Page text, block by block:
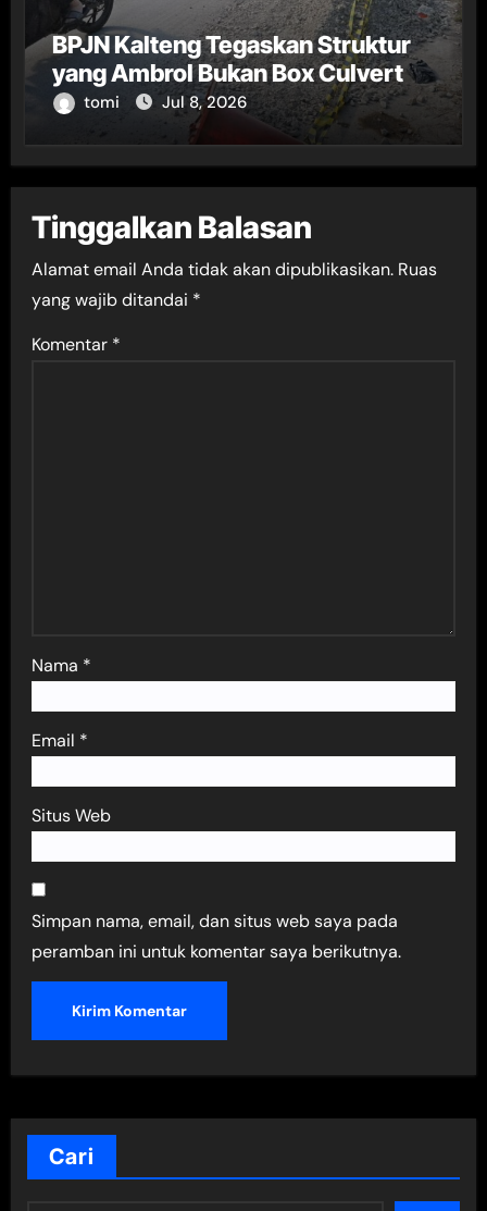
BPJN Kalteng Tegaskan Struktur
yang Ambrol Bukan Box Culvert
tomi Jul 8, 2026
Tinggalkan Balasan
Alamat email Anda tidak akan dipublikasikan. Ruas
yang wajib ditandai *
Komentar *
Nama *
Email *
Situs Web
Simpan nama, email, dan situs web saya pada
peramban ini untuk komentar saya berikutnya.
Cari